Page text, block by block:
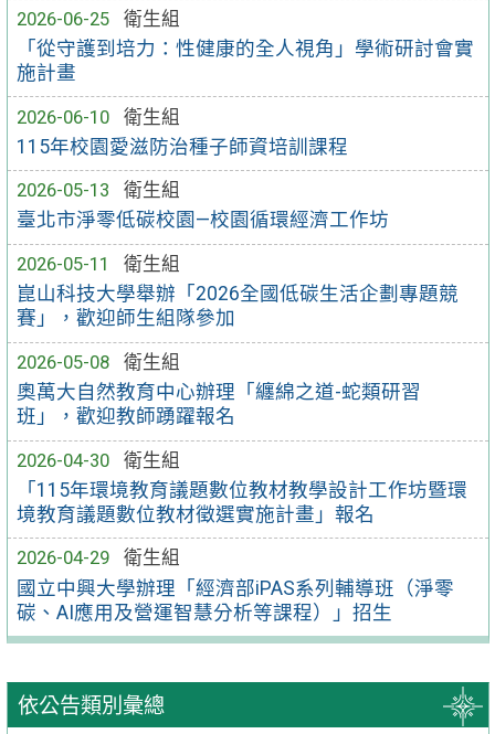
2026-06-25
衛生組
「從守護到培力：性健康的全人視角」學術研討會實
施計畫
2026-06-10
衛生組
115年校園愛滋防治種子師資培訓課程
2026-05-13
衛生組
臺北市淨零低碳校園—校園循環經濟工作坊
2026-05-11
衛生組
崑山科技大學舉辦「2026全國低碳生活企劃專題競
賽」，歡迎師生組隊參加
2026-05-08
衛生組
奧萬大自然教育中心辦理「纏綿之道-蛇類研習
班」，歡迎教師踴躍報名
2026-04-30
衛生組
「115年環境教育議題數位教材教學設計工作坊暨環
境教育議題數位教材徵選實施計畫」報名
2026-04-29
衛生組
國立中興大學辦理「經濟部iPAS系列輔導班（淨零
碳、AI應用及營運智慧分析等課程）」招生
依公告類別彙總